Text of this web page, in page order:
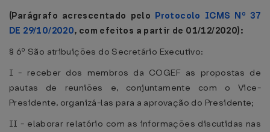
(Parágrafo acrescentado pelo Protocolo ICMS Nº 37
DE 29/10/2020, com efeitos a partir de 01/12/2020):
§ 6º São atribuições do Secretário Executivo:
I - receber dos membros da COGEF as propostas de
pautas de reuniões e, conjuntamente com o Vice-
Presidente, organizá-las para a aprovação do Presidente;
II - elaborar relatório com as informações discutidas nas